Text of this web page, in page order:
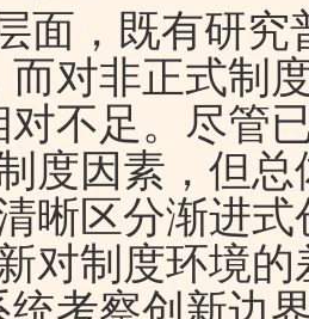
面，既有研究
而对非正式制
对不足。尽管
度因素，但
晰区分渐进
对制度环境